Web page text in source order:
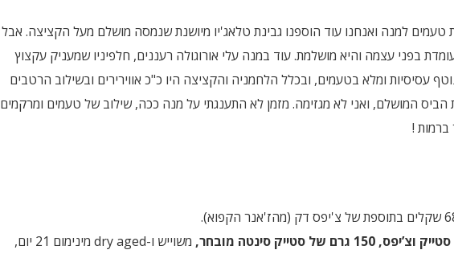
טעמים למנה ואנחנו עוד הוספנו גבינת טלאג'יו מיושנת שנמסה מושלם מעל הקציצה. אבל
בפני עצמה והיא מושלמת. עוד במנה עלי אורוגולה רעננים, חלפיניו שמעניק עקצוץ
עסיסיות ומלא בטעמים, ובכלל הלחמניה והקציצה היו כ"כ אווירירים ובשילוב הרטבים
המושלם, ואני לא מגזימה. מזמן לא התענגתי על מנה ככה, שילוב של טעמים ומרקמים
!
סטייק וצ’יפס, 150 גרם של סטייק סינטה מובחר,
משוייש ו-dry aged מינימום 21 יום,